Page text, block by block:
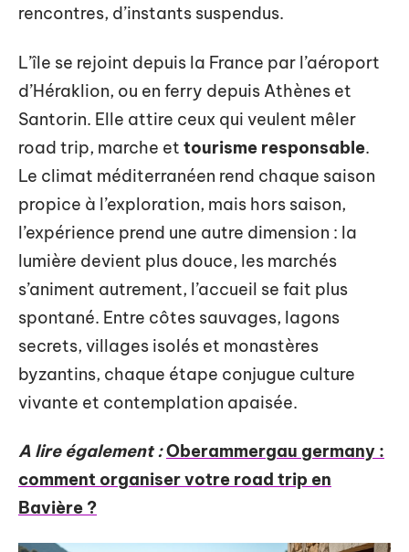
rencontres, d’instants suspendus.
L’île se rejoint depuis la France par l’aéroport
d’Héraklion, ou en ferry depuis Athènes et
Santorin. Elle attire ceux qui veulent mêler
road trip, marche et tourisme responsable.
Le climat méditerranéen rend chaque saison
propice à l’exploration, mais hors saison,
l’expérience prend une autre dimension : la
lumière devient plus douce, les marchés
s’animent autrement, l’accueil se fait plus
spontané. Entre côtes sauvages, lagons
secrets, villages isolés et monastères
byzantins, chaque étape conjugue culture
vivante et contemplation apaisée.
A lire également :Oberammergau germany :
comment organiser votre road trip en
Bavière ?